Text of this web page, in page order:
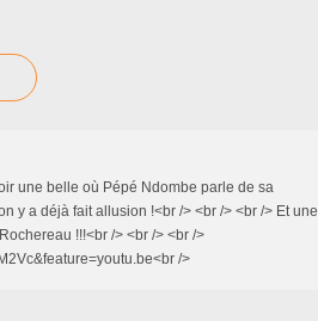
une belle où Pépé Ndombe parle de sa
y a déjà fait allusion !<br /> <br /> <br /> Et une
!!!<br /> <br /> <br />
/>